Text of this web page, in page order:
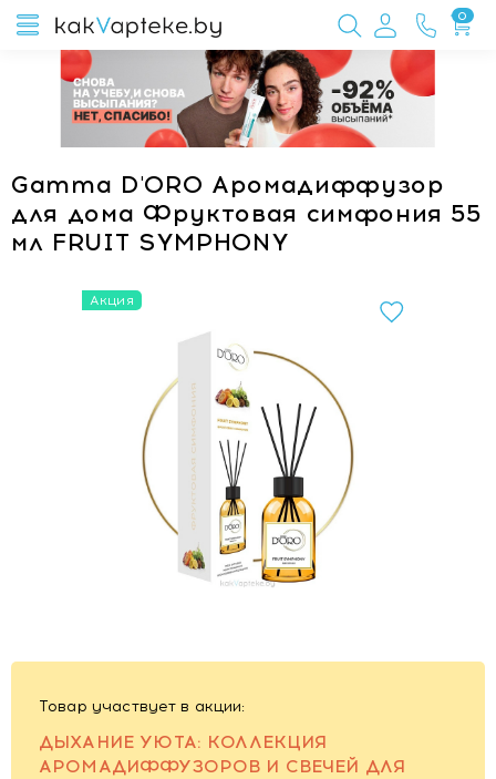
0
Gamma D'ORO Аромадиффузор
для дома Фруктовая симфония 55
мл FRUIT SYMPHONY
Акция
Товар участвует в акции:
ДЫХАНИЕ УЮТА: КОЛЛЕКЦИЯ
АРОМАДИФФУЗОРОВ И СВЕЧЕЙ ДЛЯ